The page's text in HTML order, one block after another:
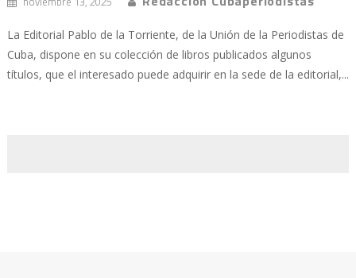
La Editorial Pablo de la Torriente, de la Unión de la Periodistas de
Cuba, dispone en su colección de libros publicados algunos
títulos, que el interesado puede adquirir en la sede de la editorial,...